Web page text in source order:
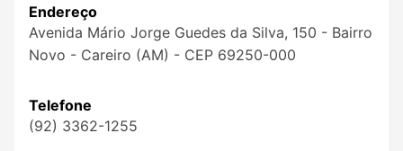
Endereço
Avenida Mário Jorge Guedes da Silva, 150 - Bairro
Novo - Careiro (AM) - CEP 69250-000
Telefone
(92) 3362-1255